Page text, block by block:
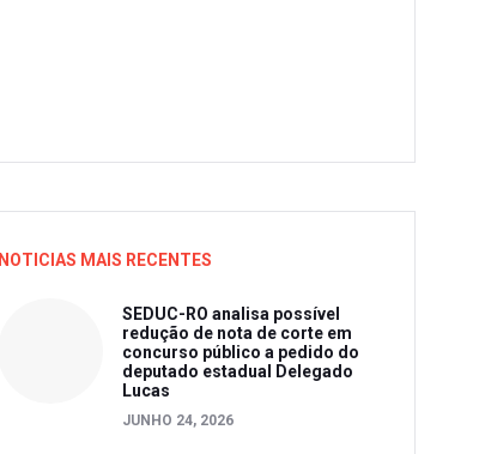
NOTICIAS MAIS RECENTES
SEDUC-RO analisa possível
redução de nota de corte em
concurso público a pedido do
deputado estadual Delegado
Lucas
JUNHO 24, 2026